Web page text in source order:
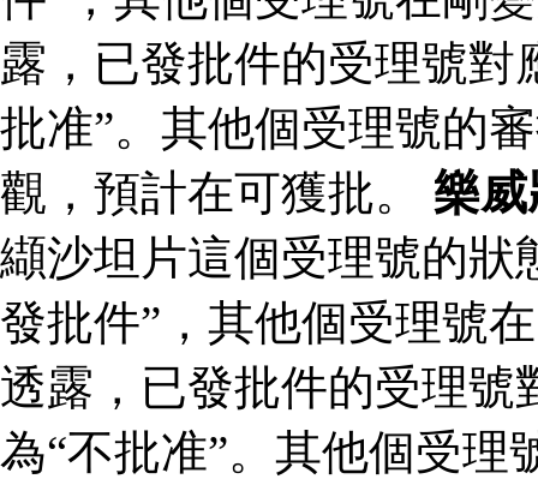
露，已發批件的受理號對
批准”。其他個受理號的
觀，預計在可獲批。 樂威
纈沙坦片這個受理號的狀
發批件”，其他個受理號
透露，已發批件的受理號
為“不批准”。其他個受理